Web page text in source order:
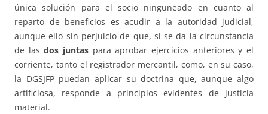
única solución para el socio ninguneado en cuanto al
reparto de beneficios es acudir a la autoridad judicial,
aunque ello sin perjuicio de que, si se da la circunstancia
de lasdos juntas para aprobar ejercicios anteriores y el
corriente, tanto el registrador mercantil, como, en su caso,
la DGSJFP puedan aplicar su doctrina que, aunque algo
artificiosa, responde a principios evidentes de justicia
material.